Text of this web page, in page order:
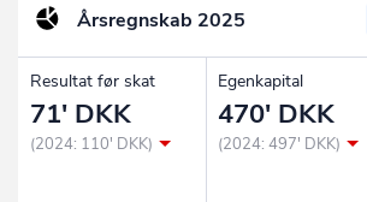
Årsregnskab 2025
Resultat før skat
71' DKK
(2024: 110' DKK)
Egenkapital
470' DKK
(2024: 497' DKK)